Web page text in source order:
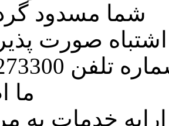
شما مسدود
اشتباه صورت
ما
خدمات به